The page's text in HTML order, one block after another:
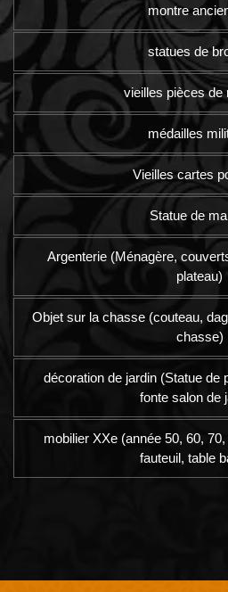
montre
statues de
vieilles pièces de
médailles
Vieilles cartes
Statue de
Argenterie (Ménagère,
plateau)
Objet sur la chasse (couteau,
chasse)
décoration de jardin (Statue de
fonte salon de
mobilier XXe (année 50, 60,
fauteuil, table